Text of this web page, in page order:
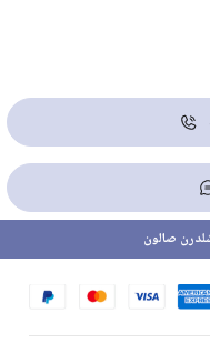
صالون